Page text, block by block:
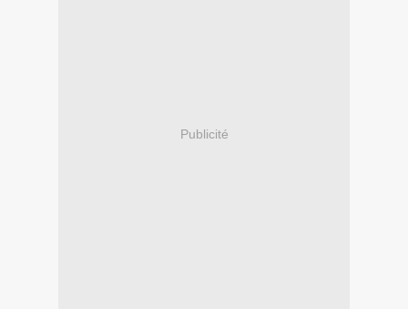
Publicité